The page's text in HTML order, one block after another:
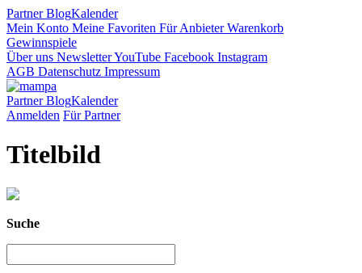
PartnerBlogKalender
Mein Konto Meine Favoriten Für AnbieterWarenkorb
Gewinnspiele
Über uns NewsletterYouTube Facebook Instagram
AGB Datenschutz Impressum
PartnerBlogKalender
Anmelden Für Partner
Titelbild
Suche